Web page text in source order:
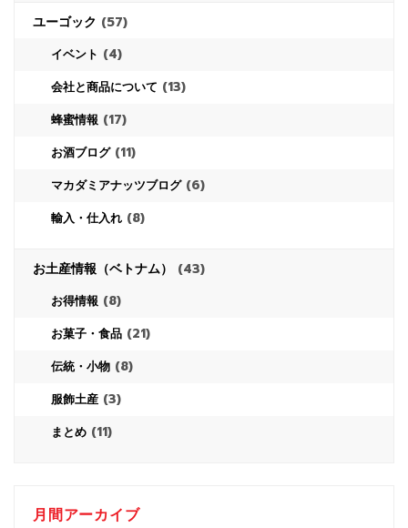
ユーゴック (57)
イベント (4)
会社と商品について (13)
蜂蜜情報 (17)
お酒ブログ(11)
マカダミアナッツブログ(6)
輸入・仕入れ (8)
お土産情報（ベトナム） (43)
お得情報 (8)
お菓子・食品 (21)
伝統・小物 (8)
服飾土産 (3)
まとめ (11)
月間アーカイブ